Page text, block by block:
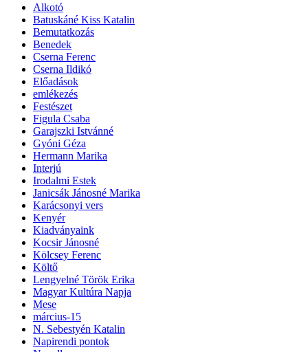
Alkotó
Batuskáné Kiss Katalin
Bemutatkozás
Benedek
Cserna Ferenc
Cserna Ildikó
Előadások
emlékezés
Festészet
Figula Csaba
Garajszki Istvánné
Gyóni Géza
Hermann Marika
Interjú
Irodalmi Estek
Janicsák Jánosné Marika
Karácsonyi vers
Kenyér
Kiadványaink
Kocsir Jánosné
Kölcsey Ferenc
Költő
Lengyelné Török Erika
Magyar Kultúra Napja
Mese
március-15
N. Sebestyén Katalin
Napirendi pontok